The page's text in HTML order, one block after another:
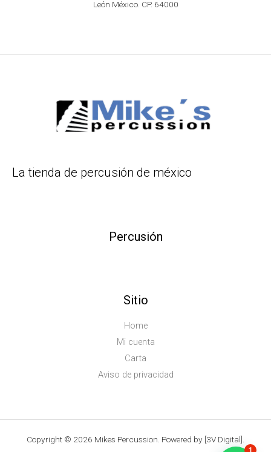
León México. CP. 64000
La tienda de percusión de méxico
Percusión
Sitio
Home
Mi cuenta
Carta
Aviso de privacidad
Copyright © 2026 Mikes Percussion. Powered by [3V Digital].
1